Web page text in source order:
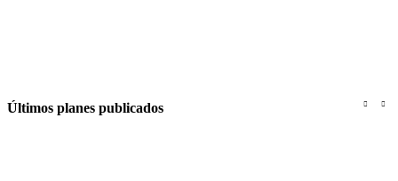
Últimos planes publicados